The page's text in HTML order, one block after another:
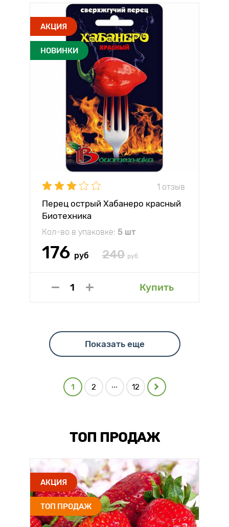
АКЦИЯ
НОВИНКИ
1 отзыв
Перец острый Хабанеро красный
Биотехника
Кол-во в упаковке: 5 шт
176 руб 240 руб
Купить
Показать еще
1 2 ... 12
ТОП ПРОДАЖ
АКЦИЯ
ТОП ПРОДАЖ